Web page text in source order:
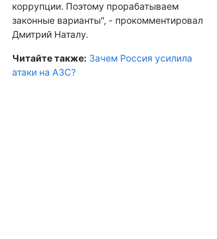
коррупции. Поэтому прорабатываем
законные варианты", - прокомментировал
Дмитрий Наталу.
Читайте также: Зачем Россия усилила
атаки на АЗС?